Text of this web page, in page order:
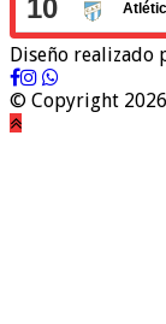
Diseño realizado
© Copyright 2026,